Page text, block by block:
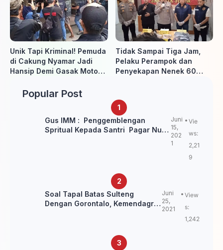
Perlombaan
Unik Tapi Kriminal! Pemuda
di Cakung Nyamar Jadi
Hansip Demi Gasak Motor
Tidak Sampai Tiga Jam,
Pelaku Perampok dan
Penyekapan Nenek 60
Popular Post
Gus IMM : Penggemblengan
Spritual Kepada Santri Pagar Nusa
Juni
15,
202
1
Vie
ws:
2,21
9
Soal Tapal Batas Sulteng
Dengan Gorontalo, Kemendagri:
Juni
25,
2021
View
s:
1,242